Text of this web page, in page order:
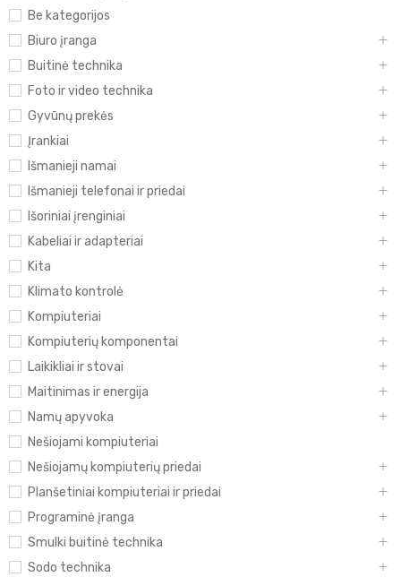
Be kategorijos
Biuro įranga
Buitinė technika
Foto ir video technika
Gyvūnų prekės
Įrankiai
Išmanieji namai
Išmanieji telefonai ir priedai
Išoriniai įrenginiai
Kabeliai ir adapteriai
Kita
Klimato kontrolė
Kompiuteriai
Kompiuterių komponentai
Laikikliai ir stovai
Maitinimas ir energija
Namų apyvoka
Nešiojami kompiuteriai
Nešiojamų kompiuterių priedai
Planšetiniai kompiuteriai ir priedai
Programinė įranga
Smulki buitinė technika
Sodo technika